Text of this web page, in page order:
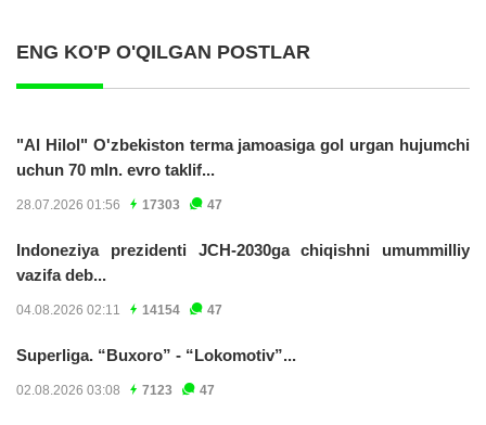
ENG KO'P O'QILGAN POSTLAR
"Al Hilol" O'zbekiston terma jamoasiga gol urgan hujumchi
uchun 70 mln. evro taklif...
28.07.2026 01:56 17303 47
Indoneziya prezidenti JCH-2030ga chiqishni umummilliy
vazifa deb...
04.08.2026 02:11 14154 47
Superliga. “Buxoro” - “Lokomotiv”...
02.08.2026 03:08 7123 47